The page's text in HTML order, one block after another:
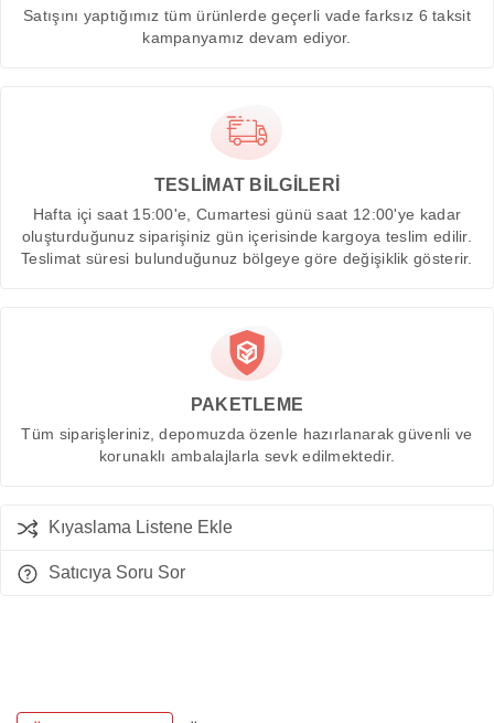
Satışını yaptığımız tüm ürünlerde geçerli vade farksız 6 taksit
kampanyamız devam ediyor.
TESLİMAT BİLGİLERİ
Hafta içi saat 15:00'e, Cumartesi günü saat 12:00'ye kadar
oluşturduğunuz siparişiniz gün içerisinde kargoya teslim edilir.
Teslimat süresi bulunduğunuz bölgeye göre değişiklik gösterir.
PAKETLEME
Tüm siparişleriniz, depomuzda özenle hazırlanarak güvenli ve
korunaklı ambalajlarla sevk edilmektedir.
Kıyaslama Listene Ekle
Satıcıya Soru Sor